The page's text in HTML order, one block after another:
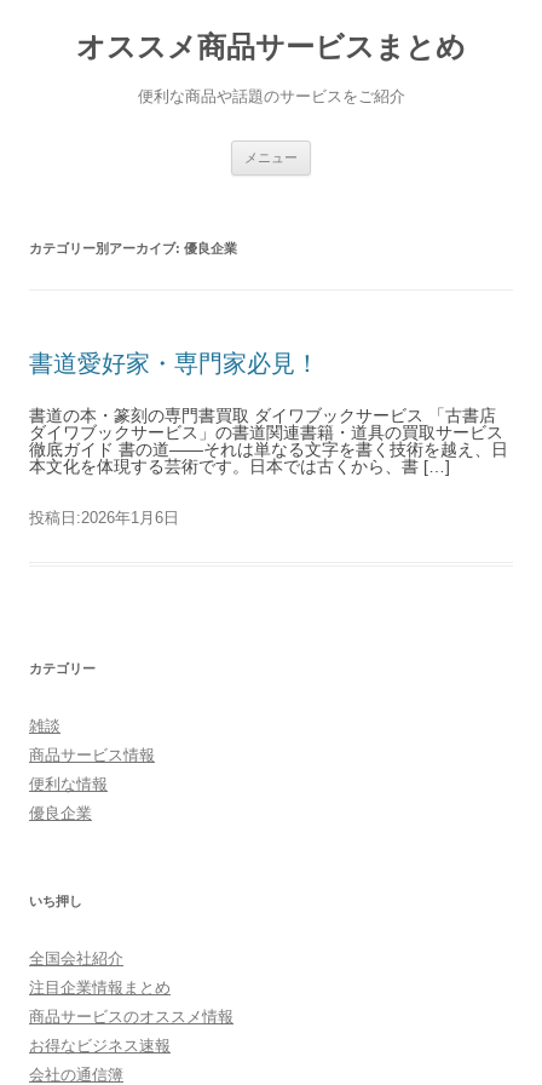
オススメ商品サービスまとめ
便利な商品や話題のサービスをご紹介
メニュー
カテゴリー別アーカイブ: 優良企業
書道愛好家・専門家必見！
書道の本・篆刻の専門書買取 ダイワブックサービス 「古書店
ダイワブックサービス」の書道関連書籍・道具の買取サービス
徹底ガイド 書の道――それは単なる文字を書く技術を越え、日
本文化を体現する芸術です。日本では古くから、書 […]
投稿日:2026年1月6日
カテゴリー
雑談
商品サービス情報
便利な情報
優良企業
いち押し
全国会社紹介
注目企業情報まとめ
商品サービスのオススメ情報
お得なビジネス速報
会社の通信簿